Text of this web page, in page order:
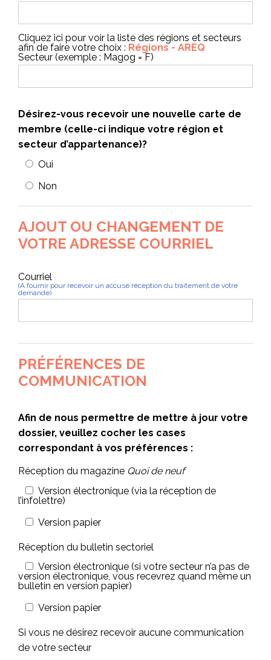
Cliquez ici pour voir la liste des régions et secteurs
afin de faire votre choix : Régions - AREQ
Secteur (exemple : Magog = F)
Désirez-vous recevoir une nouvelle carte de
membre (celle-ci indique votre région et
secteur d’appartenance)?
Oui
Non
AJOUT OU CHANGEMENT DE
VOTRE ADRESSE COURRIEL
Courriel
(À fournir pour recevoir un accusé réception du traitement de votre
demande)
PRÉFÉRENCES DE
COMMUNICATION
Afin de nous permettre de mettre à jour votre
dossier, veuillez cocher les cases
correspondant à vos préférences :
Réception du magazine Quoi de neuf
Version électronique (via la réception de
l’infolettre)
Version papier
Réception du bulletin sectoriel
Version électronique (si votre secteur n’a pas de
version électronique, vous recevrez quand même un
bulletin en version papier)
Version papier
Si vous ne désirez recevoir aucune communication
de votre secteur